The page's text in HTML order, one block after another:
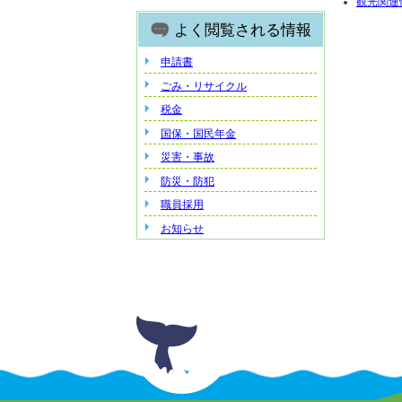
よく閲覧される情報
申請書
ごみ・リサイクル
税金
国保・国民年金
災害・事故
防災・防犯
職員採用
お知らせ